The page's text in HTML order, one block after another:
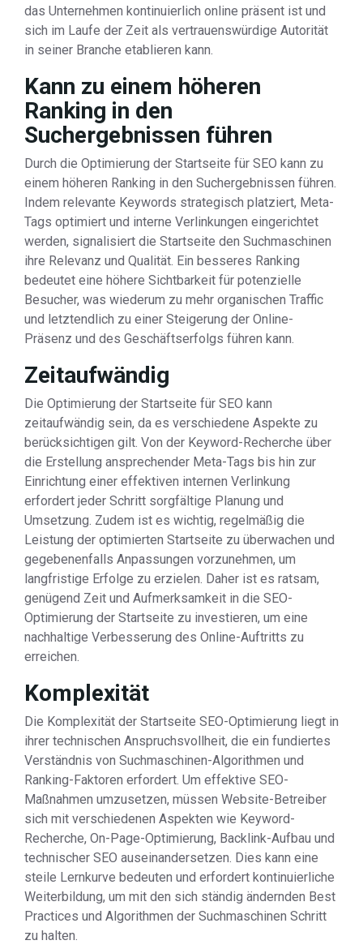
das Unternehmen kontinuierlich online präsent ist und
sich im Laufe der Zeit als vertrauenswürdige Autorität
in seiner Branche etablieren kann.
Kann zu einem höheren
Ranking in den
Suchergebnissen führen
Durch die Optimierung der Startseite für SEO kann zu
einem höheren Ranking in den Suchergebnissen führen.
Indem relevante Keywords strategisch platziert, Meta-
Tags optimiert und interne Verlinkungen eingerichtet
werden, signalisiert die Startseite den Suchmaschinen
ihre Relevanz und Qualität. Ein besseres Ranking
bedeutet eine höhere Sichtbarkeit für potenzielle
Besucher, was wiederum zu mehr organischen Traffic
und letztendlich zu einer Steigerung der Online-
Präsenz und des Geschäftserfolgs führen kann.
Zeitaufwändig
Die Optimierung der Startseite für SEO kann
zeitaufwändig sein, da es verschiedene Aspekte zu
berücksichtigen gilt. Von der Keyword-Recherche über
die Erstellung ansprechender Meta-Tags bis hin zur
Einrichtung einer effektiven internen Verlinkung
erfordert jeder Schritt sorgfältige Planung und
Umsetzung. Zudem ist es wichtig, regelmäßig die
Leistung der optimierten Startseite zu überwachen und
gegebenenfalls Anpassungen vorzunehmen, um
langfristige Erfolge zu erzielen. Daher ist es ratsam,
genügend Zeit und Aufmerksamkeit in die SEO-
Optimierung der Startseite zu investieren, um eine
nachhaltige Verbesserung des Online-Auftritts zu
erreichen.
Komplexität
Die Komplexität der Startseite SEO-Optimierung liegt in
ihrer technischen Anspruchsvollheit, die ein fundiertes
Verständnis von Suchmaschinen-Algorithmen und
Ranking-Faktoren erfordert. Um effektive SEO-
Maßnahmen umzusetzen, müssen Website-Betreiber
sich mit verschiedenen Aspekten wie Keyword-
Recherche, On-Page-Optimierung, Backlink-Aufbau und
technischer SEO auseinandersetzen. Dies kann eine
steile Lernkurve bedeuten und erfordert kontinuierliche
Weiterbildung, um mit den sich ständig ändernden Best
Practices und Algorithmen der Suchmaschinen Schritt
zu halten.